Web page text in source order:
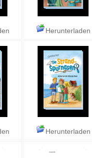
Herunterladen
Herunterladen